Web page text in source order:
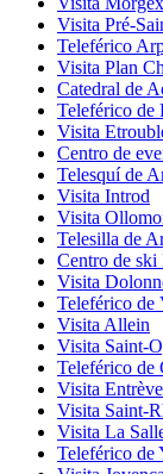
Visita Pré-
Teleférico
Visita Plan
Catedral de
Teleférico de
Visita
Centro de
Telesquí de
Visita Introd
Visita
Telesilla de
Centro de
Visita
Teleférico de
Visita Allein
Visita Saint-
Teleférico de
Visita
Visita Saint-
Visita La
Teleférico de